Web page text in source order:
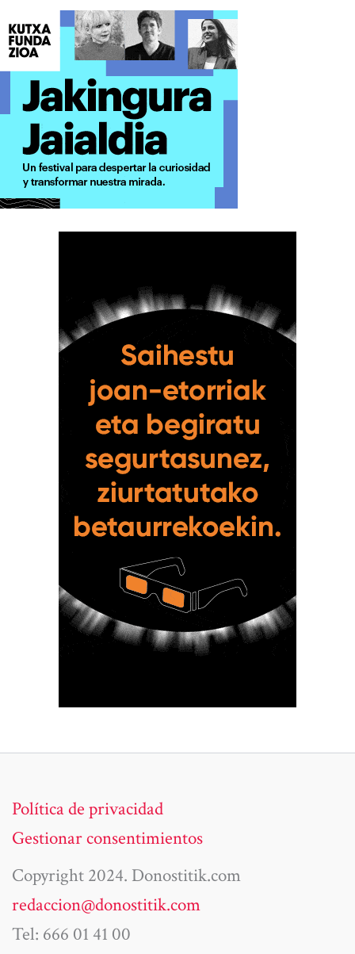
Política de privacidad
Gestionar consentimientos
Copyright 2024. Donostitik.com
redaccion@donostitik.com
Tel: 666 01 41 00